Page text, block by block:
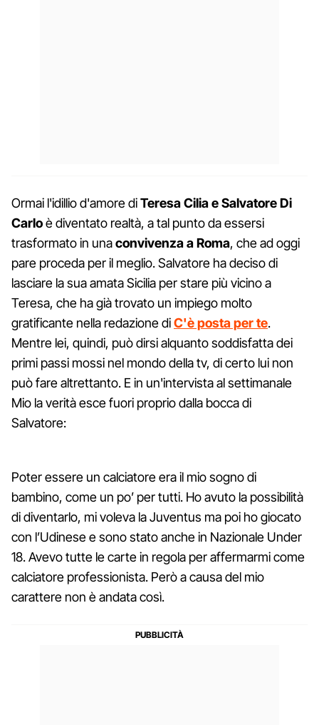
Ormai l'idillio d'amore diTeresa Cilia e Salvatore Di
Carloè diventato realtà, a tal punto da essersi
trasformato in unaconvivenza a Roma, che ad oggi
pare proceda per il meglio. Salvatore ha deciso di
lasciare la sua amata Sicilia per stare più vicino a
Teresa, che ha già trovato un impiego molto
gratificante nella redazione diC'è posta per te.
Mentre lei, quindi, può dirsi alquanto soddisfatta dei
primi passi mossi nel mondo della tv, di certo lui non
può fare altrettanto. E in un'intervista al settimanale
Mio la verità esce fuori proprio dalla bocca di
Salvatore:
Poter essere un calciatore era il mio sogno di
bambino, come un po’ per tutti. Ho avuto la possibilità
di diventarlo, mi voleva la Juventus ma poi ho giocato
con l’Udinese e sono stato anche in Nazionale Under
18. Avevo tutte le carte in regola per affermarmi come
calciatore professionista. Però a causa del mio
carattere non è andata così.